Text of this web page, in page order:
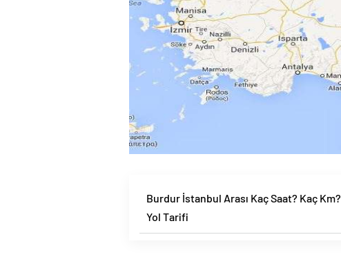
Burdur İstanbul Arası Kaç Saat? Kaç Km?
Yol Tarifi